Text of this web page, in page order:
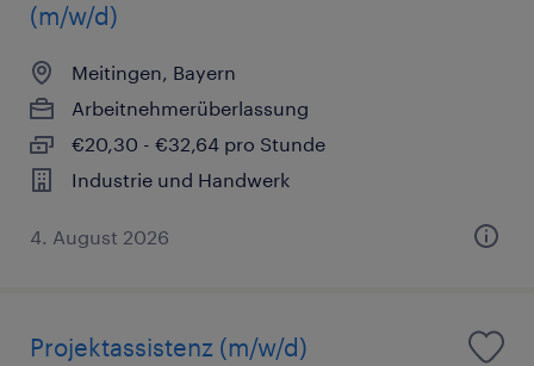
(m/w/d)
Meitingen, Bayern
Arbeitnehmerüberlassung
€20,30 - €32,64 pro Stunde
Industrie und Handwerk
4. August 2026
Projektassistenz (m/w/d)